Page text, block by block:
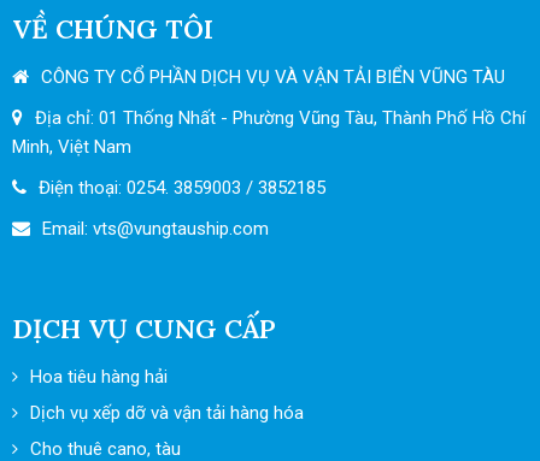
VỀ CHÚNG TÔI
CÔNG TY CỔ PHẦN DỊCH VỤ VÀ VẬN TẢI BIỂN VŨNG TÀU
Địa chỉ: 01 Thống Nhất - Phường Vũng Tàu, Thành Phố Hồ Chí
Minh, Việt Nam
Điện thoại: 0254. 3859003 / 3852185
Email: vts@vungtauship.com
DỊCH VỤ CUNG CẤP
Hoa tiêu hàng hải
Dịch vụ xếp dỡ và vận tải hàng hóa
Cho thuê cano, tàu